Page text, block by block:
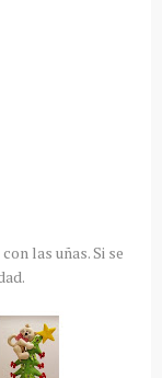
las uñas. Si se